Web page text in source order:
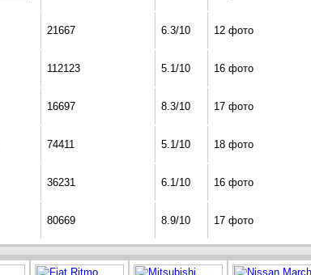
21667 6.3/10 12 фото
112123 5.1/10 16 фото
16697 8.3/10 17 фото
74411 5.1/10 18 фото
36231 6.1/10 16 фото
80669 8.9/10 17 фото